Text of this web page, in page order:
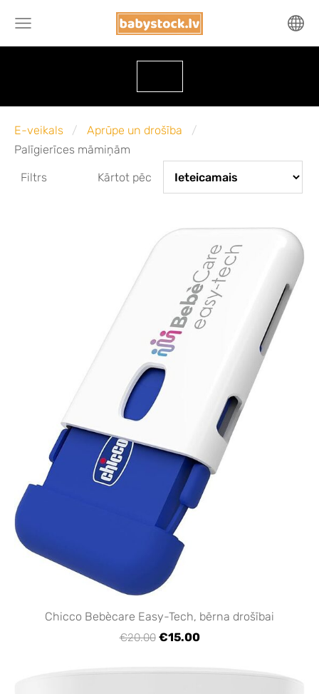
E-veikals
Aprūpe un drošība
Palīgierīces māmiņām
Filtrs Kārtot pēc
Chicco Bebècare Easy-Tech, bērna drošībai
€20.00 €15.00